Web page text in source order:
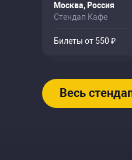
Москва, Россия
Стендап Кафе
Билеты от 550 ₽
Весь